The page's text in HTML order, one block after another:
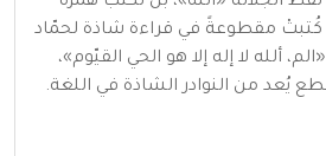
كُتبتْ مقطوعةً في قراءة شاذة لحمّاد
ألله لا إله إلا هو الحي القيّوم»،
يُعد من النوادر الشاذة في اللغة.